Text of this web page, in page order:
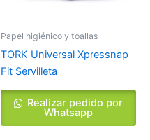
Papel higiénico y toallas
TORK Universal Xpressnap
Fit Servilleta
Realizar pedido por
Whatsapp